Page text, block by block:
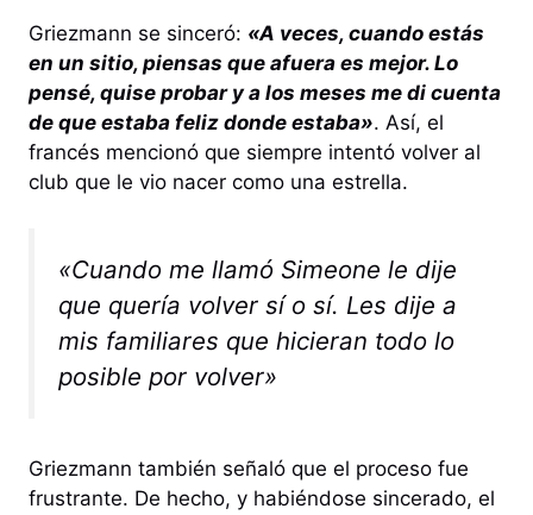
Griezmann se sinceró: «A veces, cuando estás
en un sitio, piensas que afuera es mejor. Lo
pensé, quise probar y a los meses me di cuenta
de que estaba feliz donde estaba». Así, el
francés mencionó que siempre intentó volver al
club que le vio nacer como una estrella.
«Cuando me llamó Simeone le dije
que quería volver sí o sí. Les dije a
mis familiares que hicieran todo lo
posible por volver»
Griezmann también señaló que el proceso fue
frustrante. De hecho, y habiéndose sincerado, el